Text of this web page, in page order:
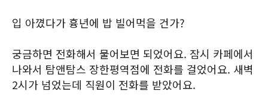
입 아꼈다가 흉년에 밥 빌어먹을 건가?
궁금하면 전화해서 물어보면 되었어요. 잠시 카페에서
나와서 탐앤탐스 장한평역점에 전화를 걸었어요. 새벽
2시가 넘었는데 직원이 전화를 받았어요.